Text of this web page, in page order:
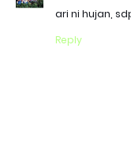
ari ni hujan,
Reply